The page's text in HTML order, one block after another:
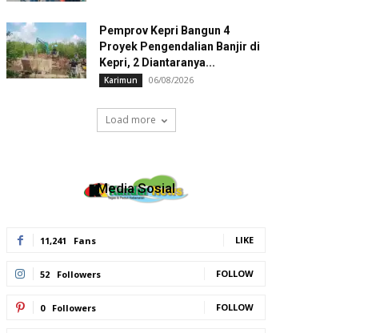
Pemprov Kepri Bangun 4
Proyek Pengendalian Banjir di
Kepri, 2 Diantaranya...
Karimun 06/08/2026
Load more
Media Sosial
11,241 Fans LIKE
52 Followers FOLLOW
0 Followers FOLLOW